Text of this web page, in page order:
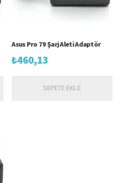
Asus Pro 79 Şarj Aleti Adaptör
₺460,13
SEPETE EKLE